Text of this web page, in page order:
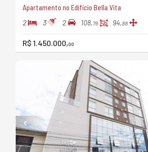
Apartamento no Edifício Bella Vita
2 3 2 108,79 94,88
R$ 1.450.000,00